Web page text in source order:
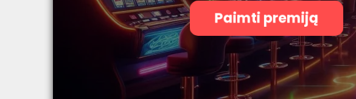
Paimti premiją